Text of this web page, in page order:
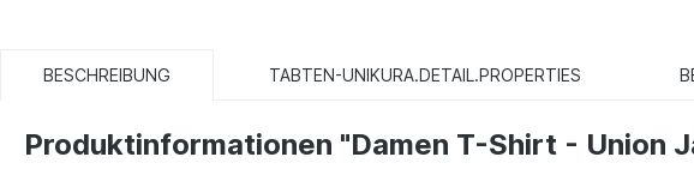
BESCHREIBUNG TABTEN-UNIKURA.DETAIL.PROPERTIES
Produktinformationen "Damen T-Shirt - Union